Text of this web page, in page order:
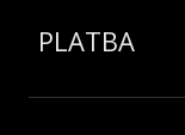
PLATBA